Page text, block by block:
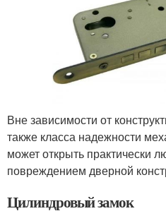
Вне зависимости от
также класса надежности
может открыть практически
повреждением дверной
Цилиндровый замок